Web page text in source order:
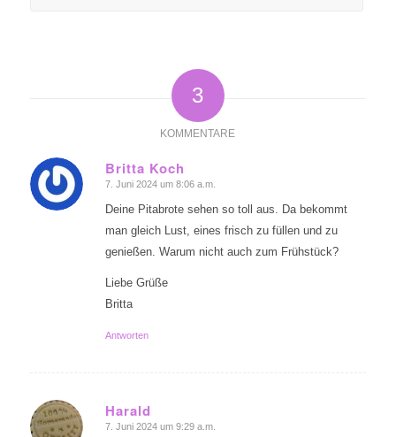
3
KOMMENTARE
Britta Koch
sagte:
7. Juni 2024 um 8:06 a.m.
Deine Pitabrote sehen so toll aus. Da bekommt
man gleich Lust, eines frisch zu füllen und zu
genießen. Warum nicht auch zum Frühstück?
Liebe Grüße
Britta
Antworten
Harald
sagte:
7. Juni 2024 um 9:29 a.m.